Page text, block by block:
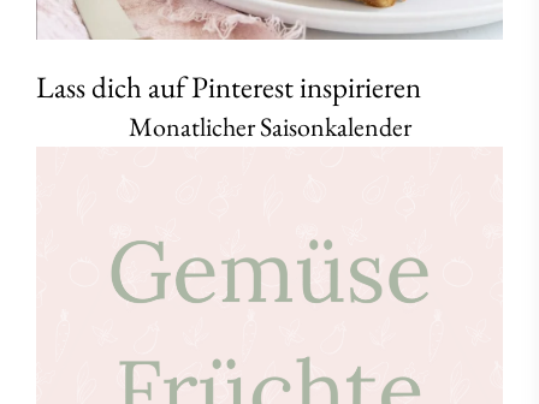
Lass dich auf Pinterest inspirieren
Monatlicher Saisonkalender